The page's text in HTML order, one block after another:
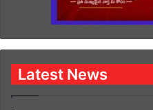
Latest News